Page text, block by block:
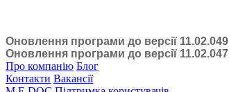
Оновлення програми до версії 11.02.049
Оновлення програми до версії 11.02.047
Про компанію Блог
Контакти Вакансії